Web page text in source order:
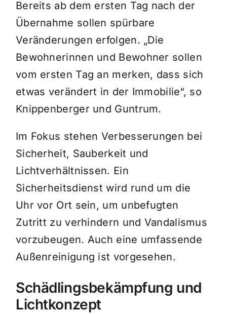
Bereits ab dem ersten Tag nach der
Übernahme sollen spürbare
Veränderungen erfolgen. „Die
Bewohnerinnen und Bewohner sollen
vom ersten Tag an merken, dass sich
etwas verändert in der Immobilie“, so
Knippenberger und Guntrum.
Im Fokus stehen Verbesserungen bei
Sicherheit, Sauberkeit und
Lichtverhältnissen. Ein
Sicherheitsdienst wird rund um die
Uhr vor Ort sein, um unbefugten
Zutritt zu verhindern und Vandalismus
vorzubeugen. Auch eine umfassende
Außenreinigung ist vorgesehen.
Schädlingsbekämpfung und
Lichtkonzept